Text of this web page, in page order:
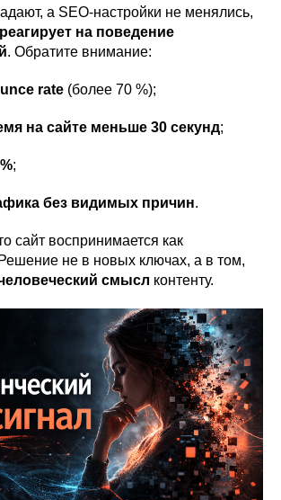
а SEO-настройки не менялись,
на поведение
. Обратите внимание:
rate (более 70 %);
на сайте меньше 30 секунд;
;
без видимых причин.
сайт воспринимается как
не в новых ключах, а в том,
смысл контенту.